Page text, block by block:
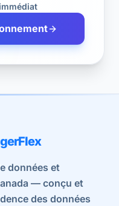
données et
— conçu et
des données